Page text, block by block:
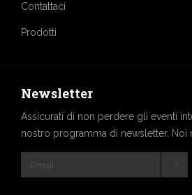
Contattaci
Prodotti
Newsletter
Assicurati di non perdere gli eventi
nostro programma di newsletter. Noi